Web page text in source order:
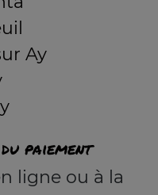
Ay
paiement
ligne ou à la